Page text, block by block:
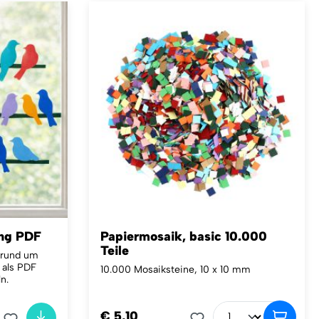
PDF
um
PDF
Papiermosaik, basic 10.000
Teile
10.000 Mosaiksteine, 10 x 10 mm